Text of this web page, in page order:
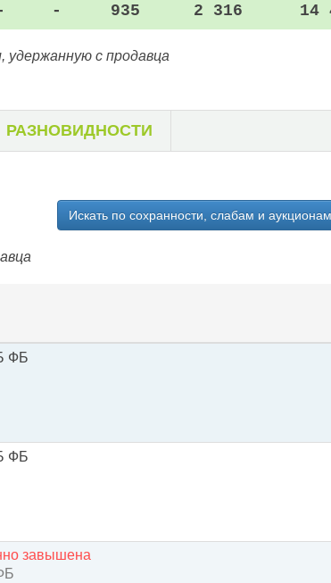
- 935 2 316 14
удержанную с продавца
РАЗНОВИДНОСТИ
Искать по сохранности, слабам и аукционам
ФБ
ФБ
завышена